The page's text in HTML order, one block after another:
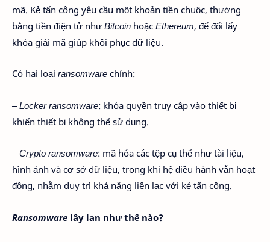
mã. Kẻ tấn công yêu cầu một khoản tiền chuộc, thường
bằng tiền điện tử như Bitcoin hoặc Ethereum, để đổi lấy
khóa giải mã giúp khôi phục dữ liệu.
Có hai loại ransomware chính:
– Locker ransomware: khóa quyền truy cập vào thiết bị
khiến thiết bị không thể sử dụng.
– Crypto ransomware: mã hóa các tệp cụ thể như tài liệu,
hình ảnh và cơ sở dữ liệu, trong khi hệ điều hành vẫn hoạt
động, nhằm duy trì khả năng liên lạc với kẻ tấn công.
Ransomware lây lan như thế nào?